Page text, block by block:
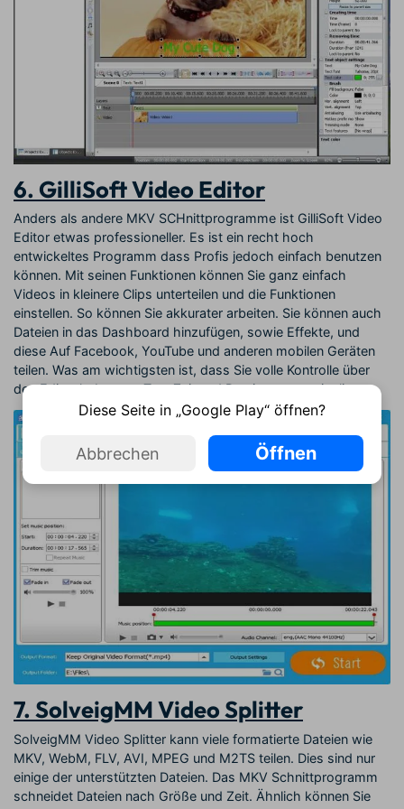
6. GilliSoft Video Editor
Anders als andere MKV SCHnittprogramme ist GilliSoft Video
Editor etwas professioneller. Es ist ein recht hoch
entwickeltes Programm dass Profis jedoch einfach benutzen
können. Mit seinen Funktionen können Sie ganz einfach
Videos in kleinere Clips unterteilen und die Funktionen
einstellen. So können Sie akkurater arbeiten. Sie können auch
Dateien in das Dashboard hinzufügen, sowie Effekte, und
diese Auf Facebook, YouTube und anderen mobilen Geräten
teilen. Was am wichtigsten ist, dass Sie volle Kontrolle über
den Editor haben um Ton, Zeit und Preview zu manipulieren.
7. SolveigMM Video Splitter
SolveigMM Video Splitter kann viele formatierte Dateien wie
MKV, WebM, FLV, AVI, MPEG und M2TS teilen. Dies sind nur
einige der unterstützten Dateien. Das MKV Schnittprogramm
schneidet Dateien nach Größe und Zeit. Ähnlich können Sie
Diese Seite in „Google Play“ öffnen?
Abbrechen Öffnen